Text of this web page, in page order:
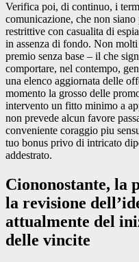
Verifica poi, di continuo, i
comunicazione, che non
restrittive con casualita di
in assenza di fondo. Non
premio senza base – il che
comportare, nel contempo,
una elenco aggiornata delle
momento la grosso delle
intervento un fitto minimo a
non prevede alcun favore
conveniente coraggio piu
tuo bonus privo di intricato
addestrato.
Ciononostante, la
la revisione
attualmente del
delle vincite